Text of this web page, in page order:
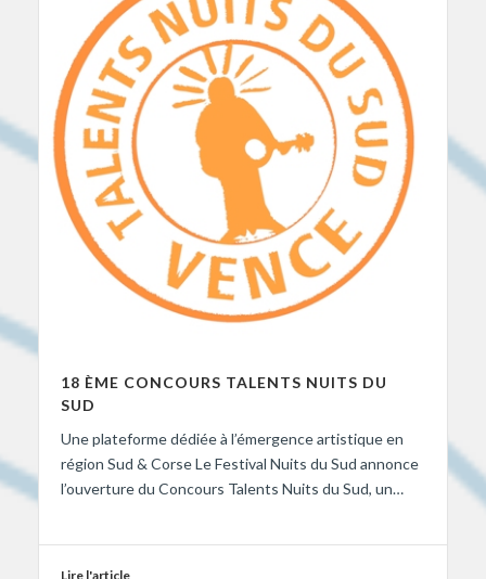
18 ÈME CONCOURS TALENTS NUITS DU
SUD
Une plateforme dédiée à l’émergence artistique en
région Sud & Corse Le Festival Nuits du Sud annonce
l’ouverture du Concours Talents Nuits du Sud, un…
Lire l'article